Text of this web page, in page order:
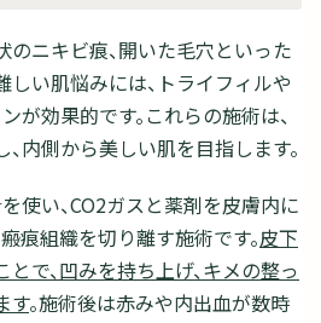
ニキビ痕、開いた毛穴といった
い肌悩みには、トライフィルや
が効果的です。これらの施術は、
内側から美しい肌を目指します。
使い、CO2ガスと薬剤を皮膚内に
痕組織を切り離す施術です。皮下
で、凹みを持ち上げ、キメの整っ
す。施術後は赤みや内出血が数時